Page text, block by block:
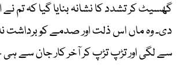
گھسیٹ کر تشدد کا نشانہ بنایا گیا کہ تم
دی۔ وہ ماں اس ذلت اور صدمے کو برداشت
سے لگی اور تڑپ تڑپ کر آخر کار جان سے